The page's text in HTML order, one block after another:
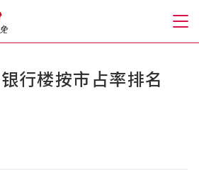
行楼按市占率排名